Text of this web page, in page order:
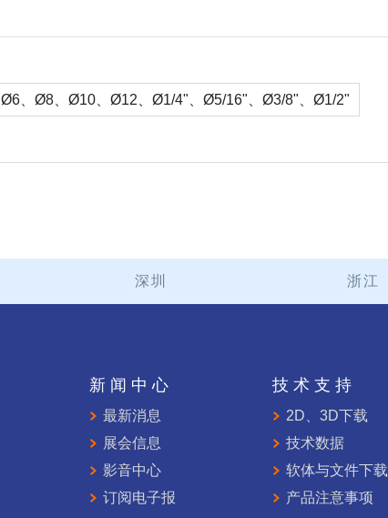
Ø6、Ø8、Ø10、Ø12、Ø1/4"、Ø5/16"、Ø3/8"、Ø1/2"
深圳 浙江
新闻中心
最新消息
展会信息
影音中心
订阅电子报
技术支持
2D、3D下载
技术数据
软体与文件下载
产品注意事项